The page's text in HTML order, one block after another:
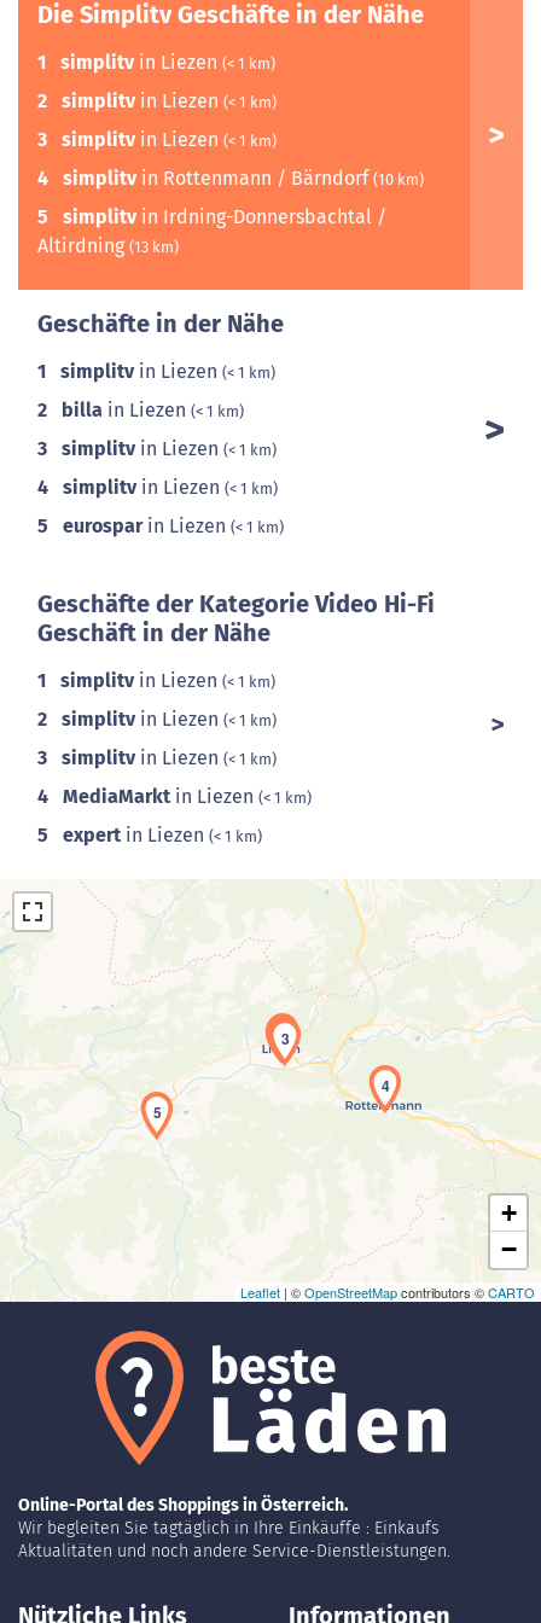
Die Simplitv Geschäfte in der Nähe
1 simplitvin Liezen (< 1 km)
2 simplitvin Liezen (< 1 km)
3 simplitvin Liezen (< 1 km)
4 simplitvin Rottenmann / Bärndorf (10 km)
5 simplitvin Irdning-Donnersbachtal /
Altirdning (13 km)
Geschäfte in der Nähe
1 simplitvin Liezen (< 1 km)
2 billa in Liezen (< 1 km)
3 simplitvin Liezen (< 1 km)
4 simplitvin Liezen (< 1 km)
5 eurosparin Liezen (< 1 km)
Geschäfte der Kategorie Video Hi-Fi
Geschäft in der Nähe
1 simplitvin Liezen (< 1 km)
2 simplitvin Liezen (< 1 km)
3 simplitvin Liezen (< 1 km)
4 MediaMarkt in Liezen (< 1 km)
5 expert in Liezen (< 1 km)
Laden der Karte...
1
23
4
5
+
−
Leaflet | ©OpenStreetMapcontributors ©CARTO
Online-Portal des Shoppings in Österreich.
Wir begleiten Sie tagtäglich in Ihre Einkäuffe : Einkaufs
Aktualitäten und noch andere Service-Dienstleistungen.
Nützliche Links Informationen